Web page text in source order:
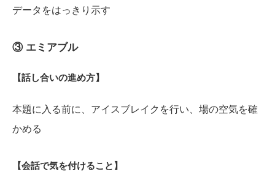
データをはっきり示す
③ エミアブル
【話し合いの進め方】
本題に入る前に、アイスブレイクを行い、場の空気を確
かめる
【会話で気を付けること】